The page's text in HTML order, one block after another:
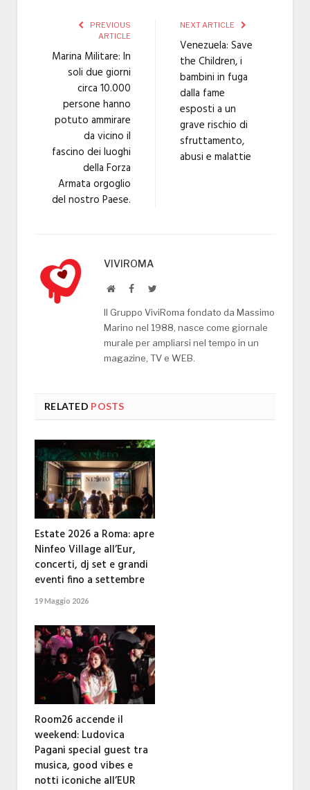
PREVIOUS
ARTICLE
Marina Militare: In
soli due giorni
circa 10.000
persone hanno
potuto ammirare
da vicino il
fascino dei luoghi
della Forza
Armata orgoglio
del nostro Paese.
NEXT ARTICLE
Venezuela: Save
the Children, i
bambini in fuga
dalla fame
esposti a un
grave rischio di
sfruttamento,
abusi e malattie
VIVIROMA
WebsiteFacebookTwitter
Il Gruppo ViviRoma fondato da Massimo
Marino nel 1988, nasce come giornale
murale per ampliarsi nel tempo in un
magazine, TV e WEB.
RELATED POSTS
Estate 2026 a Roma: apre
Ninfeo Village all’Eur,
concerti, dj set e grandi
eventi fino a settembre
19 Maggio 2026
Room26 accende il
weekend: Ludovica
Pagani special guest tra
musica, good vibes e
notti iconiche all’EUR